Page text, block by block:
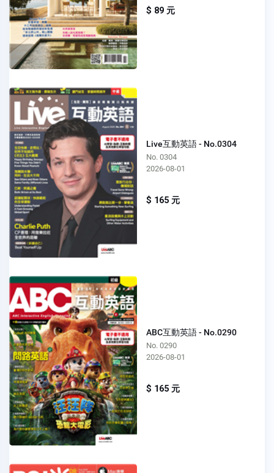
$ 89 元
Live互動英語 - No.0304
No. 0304
2026-08-01
$ 165 元
ABC互動英語 - No.0290
No. 0290
2026-08-01
$ 165 元